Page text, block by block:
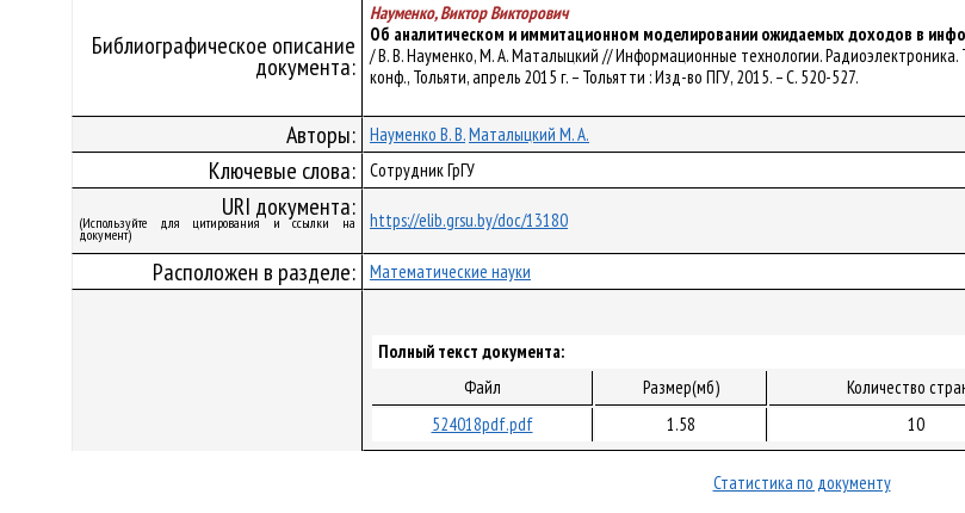
Библиографическое описание
документа:
Науменко, Виктор Викторович
Об аналитическом и иммитационном моделировании ожидаемых доходов в
/ В. В. Науменко, М. А. Маталыцкий // Информационные технологии.
конф., Тольяти, апрель 2015 г. – Тольятти : Изд-во ПГУ, 2015. – С. 520-527.
Авторы: Науменко В. В.Маталыцкий М. А.
Ключевые слова: Сотрудник ГрГУ
URI документа:
(Используйте для цитирования и ссылки на
документ)
https://elib.grsu.by/doc/13180
Расположен в разделе: Математические науки
Полный текст документа:
Файл
Размер(мб) Количество
524018pdf.pdf
1.58 10
Статистика по документу